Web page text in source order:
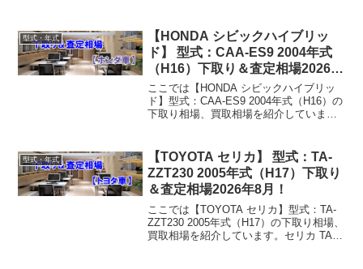
円買取り相場：マイナス1...
型式・年式
【HONDA シビックハイブリッ
ド】 型式：CAA-ES9 2004年式
（H16）下取り＆査定相場2026年
8月！
ここでは【HONDA シビックハイブリッ
ド】型式：CAA-ES9 2004年式（H16）の
下取り相場、買取相場を紹介していま
下取り相場：マイナス1万円～29...
型式・年式
【TOYOTA セリカ】 型式：TA-
ZZT230 2005年式（H17）下取り
＆査定相場2026年8月！
ここでは【TOYOTA セリカ】型式：TA-
ZZT230 2005年式（H17）の下取り相場、
買取相場を紹介しています。セリカ TA-